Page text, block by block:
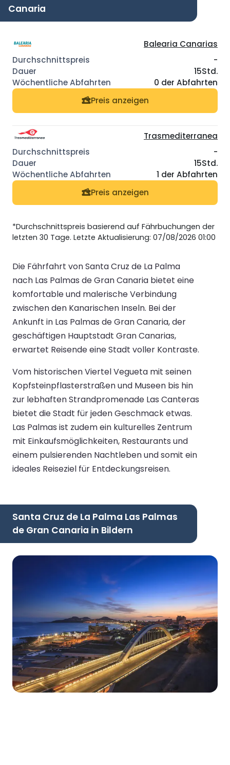
Canaria
Balearia Canarias
-
15Std.
0 der Abfahrten
Preis anzeigen
Trasmediterranea
-
15Std.
1 der Abfahrten
Preis anzeigen
*Durchschnittspreis basierend auf Fährbuchungen der
letzten 30 Tage. Letzte Aktualisierung: 07/08/2026 01:00
Die Fährfahrt von Santa Cruz de La Palma
nach Las Palmas de Gran Canaria bietet eine
komfortable und malerische Verbindung
zwischen den Kanarischen Inseln. Bei der
Ankunft in Las Palmas de Gran Canaria, der
geschäftigen Hauptstadt Gran Canarias,
erwartet Reisende eine Stadt voller Kontraste.
Vom historischen Viertel Vegueta mit seinen
Kopfsteinpflasterstraßen und Museen bis hin
zur lebhaften Strandpromenade Las Canteras
bietet die Stadt für jeden Geschmack etwas.
Las Palmas ist zudem ein kulturelles Zentrum
mit Einkaufsmöglichkeiten, Restaurants und
einem pulsierenden Nachtleben und somit ein
ideales Reiseziel für Entdeckungsreisen.
Santa Cruz de La Palma Las Palmas
de Gran Canaria in Bildern